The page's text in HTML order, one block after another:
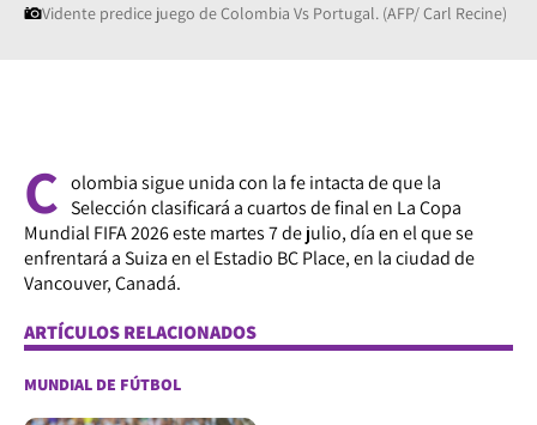
Vidente predice juego de Colombia Vs Portugal. (AFP/ Carl Recine)
C olombia sigue unida con la fe intacta de que la
Selección clasificará a cuartos de final en La Copa
Mundial FIFA 2026 este martes 7 de julio, día en el que se
enfrentará a Suiza en el Estadio BC Place, en la ciudad de
Vancouver, Canadá.
ARTÍCULOS RELACIONADOS
MUNDIAL DE FÚTBOL